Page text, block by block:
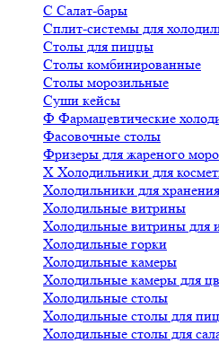
С Салат-бары
Сплит-системы для
Столы для пиццы
Столы комбинированные
Столы морозильные
Суши кейсы
Ф Фармацевтические
Фасовочные столы
Фризеры для жареного
Х Холодильники для
Холодильники для
Холодильные витрины
Холодильные витрины для
Холодильные горки
Холодильные камеры
Холодильные камеры для
Холодильные столы
Холодильные столы для
Холодильные столы для